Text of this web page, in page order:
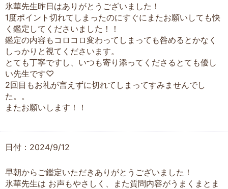
氷華先生昨日はありがとうございました！
1度ポイント切れてしまったのにすぐにまたお願いしても快
く鑑定してくださいました！！
鑑定の内容もコロコロ変わってしまっても咎めるとかなく
しっかりと視てくださいます。
とても丁寧ですし、いつも寄り添ってくださるとても優し
い先生です♡
2回目もお礼が言えずに切れてしまってすみませんでし
た。。
またお願いします！！
日付：2024/9/12
早朝からご鑑定いただきありがとうございました！
氷華先生は お声もやさしく、また質問内容がうまくまとま